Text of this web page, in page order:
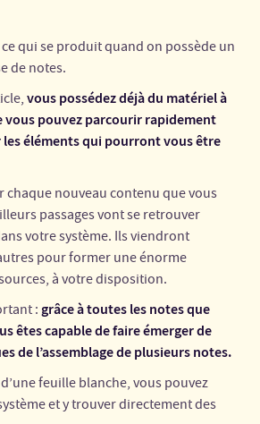
qui se produit quand on possède un
de notes.
vous possédez déjà du matériel à
vous pouvez parcourir rapidement
éléments qui pourront vous être
chaque nouveau contenu que vous
passages vont se retrouver
votre système. Ils viendront
pour former une énorme
à votre disposition.
: grâce à toutes les notes que
êtes capable de faire émerger de
de l’assemblage de plusieurs notes.
feuille blanche, vous pouvez
et y trouver directement des